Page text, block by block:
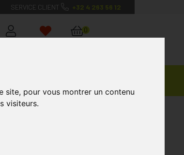
site, pour vous montrer un contenu
visiteurs.
SERVICE CLIENT +32 4 263 56 12
0